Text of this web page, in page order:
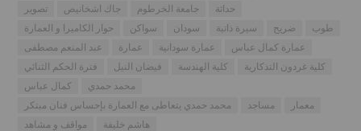
تصوير
جاك اشخانيص جامعة الخرطوم
حداثة
حوار الكاميرا و العمارة
سواكن سودان سيرة ذاتية ضريح
طوب
عبد المنعم مصطفى
عمارة عمارة سودانية
عمارة كمال عباس
فترة الحكم الثنائي
فيضان النيل كلية الهندسة
كلية غردون التذكارية
كمال عباس
محمد حمدي
محمد حمدي يتعاطى مع العمارة بإحساس فنان مبتكر
مساجد
معمار
مواقف و مشاهد
هاشم خليفة